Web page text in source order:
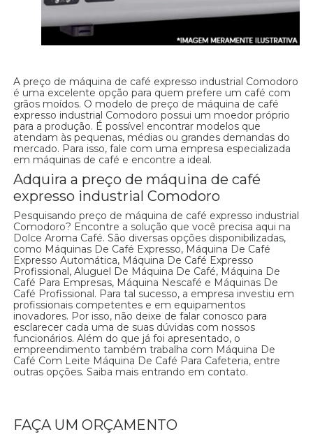
A preço de máquina de café expresso industrial Comodoro
é uma excelente opção para quem prefere um café com
grãos moídos. O modelo de preço de máquina de café
expresso industrial Comodoro possui um moedor próprio
para a produção. É possível encontrar modelos que
atendam às pequenas, médias ou grandes demandas do
mercado. Para isso, fale com uma empresa especializada
em máquinas de café e encontre a ideal.
Adquira a preço de máquina de café
expresso industrial Comodoro
Pesquisando preço de máquina de café expresso industrial
Comodoro? Encontre a solução que você precisa aqui na
Dolce Aroma Café. São diversas opções disponibilizadas,
como Máquinas De Café Expresso, Máquina De Café
Expresso Automática, Máquina De Café Expresso
Profissional, Aluguel De Máquina De Café, Máquina De
Café Para Empresas, Máquina Nescafé e Máquinas De
Café Profissional. Para tal sucesso, a empresa investiu em
profissionais competentes e em equipamentos
inovadores. Por isso, não deixe de falar conosco para
esclarecer cada uma de suas dúvidas com nossos
funcionários. Além do que já foi apresentado, o
empreendimento também trabalha com Máquina De
Café Com Leite Máquina De Café Para Cafeteria, entre
outras opções. Saiba mais entrando em contato.
FAÇA UM ORÇAMENTO